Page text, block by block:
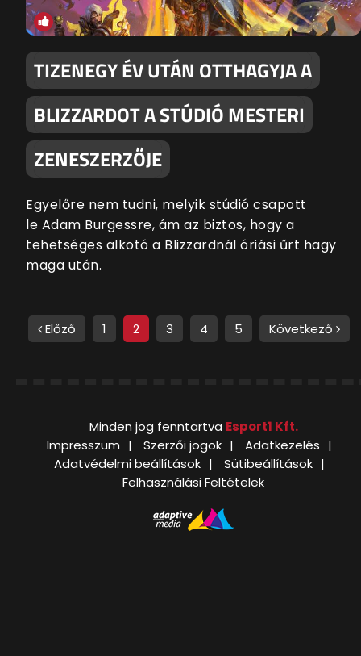
TIZENEGY ÉV UTÁN OTTHAGYJA A
BLIZZARDOT A STÚDIÓ MESTERI
ZENESZERZŐJE
Egyelőre nem tudni, melyik stúdió csapott
le Adam Burgessre, ám az biztos, hogy a
tehetséges alkotó a Blizzardnál óriási űrt hagy
maga után.
Előző 1 2 3 4 5 Következő
Minden jog fenntartva Esport1 Kft.
Impresszum
Szerzői jogok
Adatkezelés
Adatvédelmi beállítások
Sütibeállítások
Felhasználási Feltételek